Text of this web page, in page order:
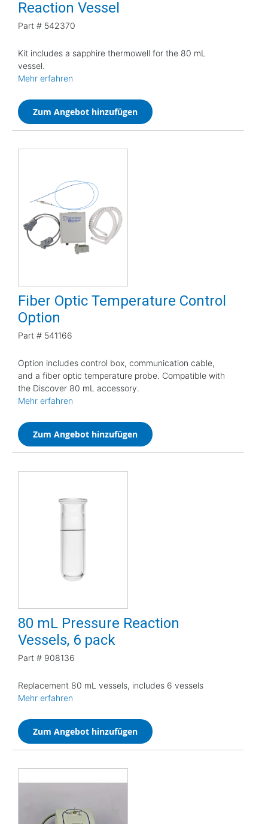
Reaction Vessel
Part # 542370
Kit includes a sapphire thermowell for the 80 mL
vessel.
Mehr erfahren
Zum Angebot hinzufügen
Fiber Optic Temperature Control
Option
Part # 541166
Option includes control box, communication cable,
and a fiber optic temperature probe. Compatible with
the Discover 80 mL accessory.
Mehr erfahren
Zum Angebot hinzufügen
80 mL Pressure Reaction
Vessels, 6 pack
Part # 908136
Replacement 80 mL vessels, includes 6 vessels
Mehr erfahren
Zum Angebot hinzufügen